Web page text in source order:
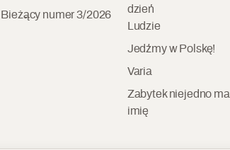
Bieżący numer 3/2026
dzień
Ludzie
Jedźmy w Polskę!
Varia
Zabytek niejedno ma
imię